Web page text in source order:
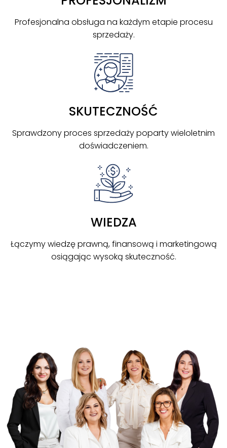
Profesjonalna obsługa na każdym etapie procesu
sprzedaży.
SKUTECZNOŚĆ
Sprawdzony proces sprzedaży poparty wieloletnim
doświadczeniem.
WIEDZA
Łączymy wiedzę prawną, finansową i marketingową
osiągając wysoką skuteczność.